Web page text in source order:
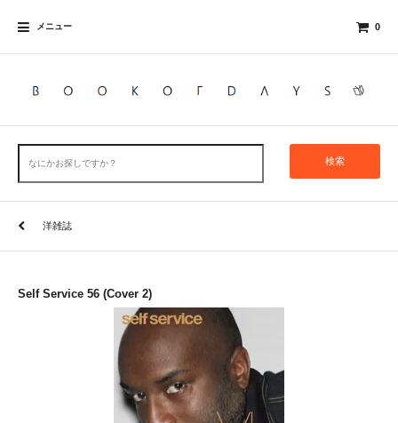
メニュー 0
検索
洋雑誌
Self Service 56 (Cover 2)